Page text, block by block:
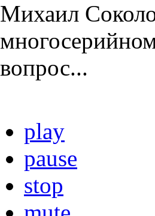
Михаил
вопрос...
play
pause
stop